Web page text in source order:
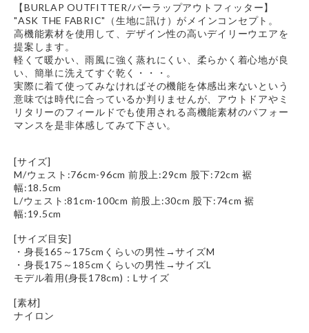
【BURLAP OUTFITTER/バーラップアウトフィッター】
"ASK THE FABRIC"（生地に訊け）がメインコンセプト。
高機能素材を使用して、デザイン性の高いデイリーウエアを
提案します。
軽くて暖かい、雨風に強く蒸れにくい、柔らかく着心地が良
い、簡単に洗えてすぐ乾く・・・。
実際に着て使ってみなければその機能を体感出来ないという
意味では時代に合っているか判りませんが、アウトドアやミ
リタリーのフィールドでも使用される高機能素材のパフォー
マンスを是非体感してみて下さい。
[サイズ]
M/ウェスト:76cm-96cm 前股上:29cm 股下:72cm 裾
幅:18.5cm
L/ウェスト:81cm-100cm 前股上:30cm 股下:74cm 裾
幅:19.5cm
[サイズ目安]
・身長165～175cmくらいの男性→サイズM
・身長175～185cmくらいの男性→サイズL
モデル着用(身長178cm)：Lサイズ
[素材]
ナイロン